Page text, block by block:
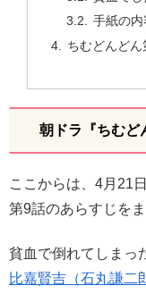
手紙の内
ちむどんど
朝ドラ『ちむど
ここからは、4月21
第9話のあらすじを
貧血で倒れてしまっ
比嘉賢吉（石丸謙二